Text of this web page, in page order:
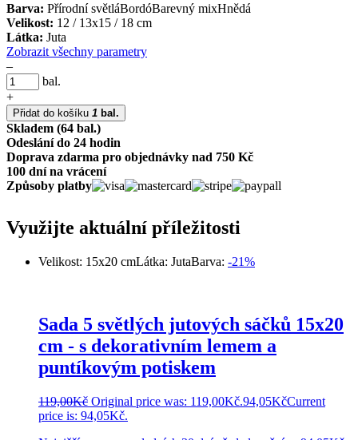
Barva: Přírodní světláBordóBarevný mixHnědá
Velikost: 12 / 13x15 / 18 cm
Látka: Juta
Zobrazit všechny parametry
–
bal.
+
Přidat do košíku 1 bal.
Skladem (64 bal.)
Odeslání do 24 hodin
Doprava zdarma pro objednávky nad 750 Kč
100 dní na vrácení
Způsoby platby
Využijte aktuální příležitosti
Velikost: 15x20 cmLátka: JutaBarva: -21%
Sada 5 světlých jutových sáčků 15x20
cm - s dekorativním lemem a
puntíkovým potiskem
119,00Kč Original price was: 119,00Kč.94,05KčCurrent
price is: 94,05Kč.